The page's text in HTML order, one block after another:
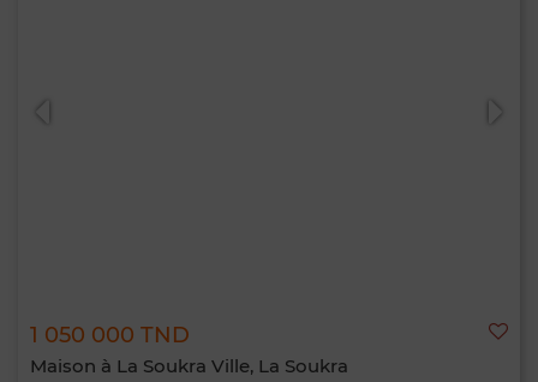
1 050 000 TND
Maison à La Soukra Ville, La Soukra